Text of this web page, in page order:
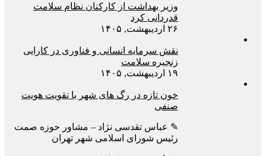
وزیر بهداشت از کارکنان نظام سلامت
قدردانی کرد
۲۶ اردیبهشت, ۱۴۰۵
نقش سرمایه انسانی و فناوری در کارایی
زنجیره سلامت
۱۹ اردیبهشت, ۱۴۰۵
خون تازه در رگ های شهر با تقویت هویت
صنفی
✎ عباس تقدسی نژاد – مشاور حوزه صمت
رئیس شورای اسلامی شهر تهران